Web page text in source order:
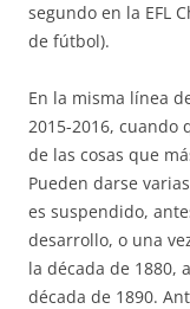
segundo en la EFL
de fútbol).
En la misma línea
2015-2016, cuando
de las cosas que
Pueden darse
es suspendido,
desarrollo, o una
la década de 1880,
década de 1890.